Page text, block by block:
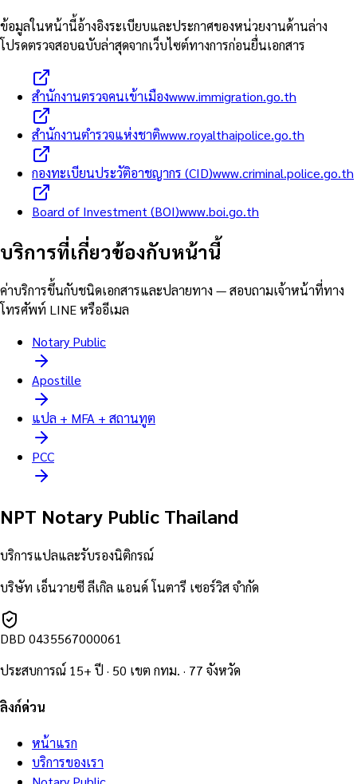
ข้อมูลในหน้านี้อ้างอิงระเบียบและประกาศของหน่วยงานด้านล่าง
โปรดตรวจสอบฉบับล่าสุดจากเว็บไซต์ทางการก่อนยื่นเอกสาร
สำนักงานตรวจคนเข้าเมืองwww.immigration.go.th
สำนักงานตำรวจแห่งชาติwww.royalthaipolice.go.th
กองทะเบียนประวัติอาชญากร (CID)www.criminal.police.go.th
Board of Investment (BOI)www.boi.go.th
บริการที่เกี่ยวข้องกับหน้านี้
ค่าบริการขึ้นกับชนิดเอกสารและปลายทาง — สอบถามเจ้าหน้าที่ทาง
โทรศัพท์ LINE หรืออีเมล
Notary Public
Apostille
แปล + MFA + สถานทูต
PCC
NPT Notary Public Thailand
บริการแปลและรับรองนิติกรณ์
บริษัท เอ็นวายซี ลีเกิล แอนด์ โนตารี เซอร์วิส จำกัด
DBD 0435567000061
ประสบการณ์ 15+ ปี · 50 เขต กทม. · 77 จังหวัด
ลิงก์ด่วน
หน้าแรก
บริการของเรา